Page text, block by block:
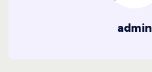
admin